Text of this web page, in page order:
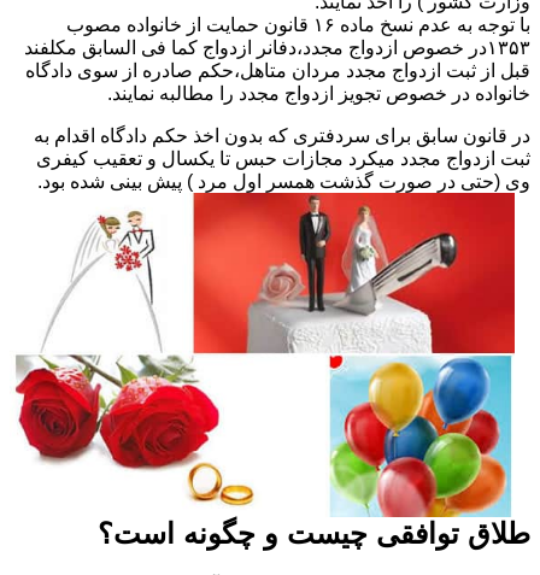
با توجه به عدم نسخ ماده ۱۶ قانون حمایت از خانواده مصوب
۱۳۵۳در خصوص ازدواج مجدد،دفانر ازدواج کما فی السابق مکلفند
قبل از ثبت ازدواج مجدد مردان متاهل،حکم صادره از سوی دادگاه
خانواده در خصوص تجویز ازدواج مجدد را مطالبه نمایند.
در قانون سابق برای سردفتری که بدون اخذ حکم دادگاه اقدام به
ثبت ازدواج مجدد میکرد مجازات حبس تا یکسال و تعقیب کیفری
وی (حتی در صورت گذشت همسر اول مرد ) پیش بینی شده بود.
طلاق توافقی چیست و چگونه است؟